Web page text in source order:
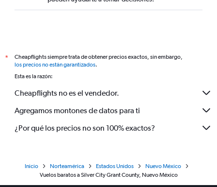
*
Cheapflights siempre trata de obtener precios exactos, sin embargo,
los precios no están garantizados.
Esta es la razón:
Cheapflights no es el vendedor.
Agregamos montones de datos para ti
¿Por qué los precios no son 100% exactos?
Inicio Norteamérica Estados Unidos
Nuevo México
Vuelos baratos a Silver City Grant County, Nuevo México